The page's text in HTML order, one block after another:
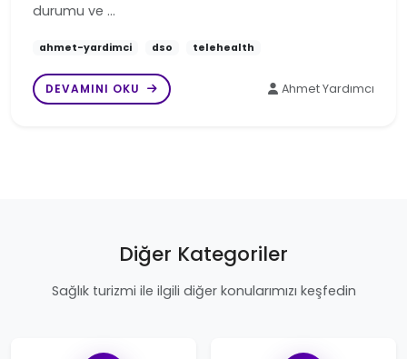
durumu ve …
ahmet-yardimci dso telehealth
DEVAMINI OKU Ahmet Yardımcı
Diğer Kategoriler
Sağlık turizmi ile ilgili diğer konularımızı keşfedin